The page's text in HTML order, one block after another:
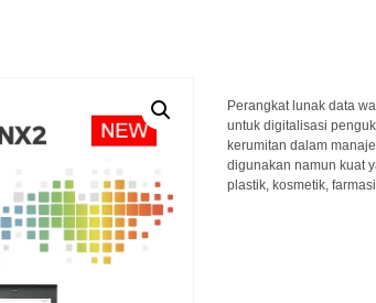
Perangkat lunak data
untuk digitalisasi
kerumitan dalam
digunakan namun kuat
plastik, kosmetik,